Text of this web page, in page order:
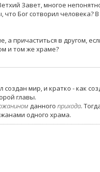
Завет, многое
Бог сотворил человека? В
причаститься в другом,
и том же храме?
мир, и кратко - как
главы.
данного прихода.
одного храма.